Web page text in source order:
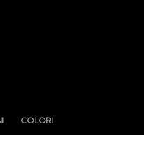
COLORI